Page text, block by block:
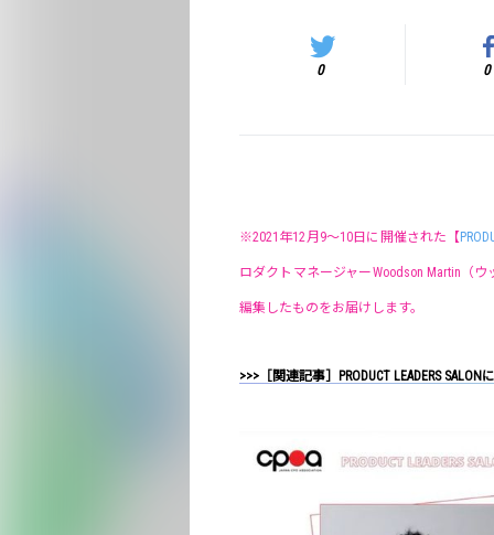
0 0
※2021年12月9～10日に開催された【
ロダクトマネージャーWoodson Martin（
編集したものをお届けします。
>>>［関連記事］PRODUCT LEADERS